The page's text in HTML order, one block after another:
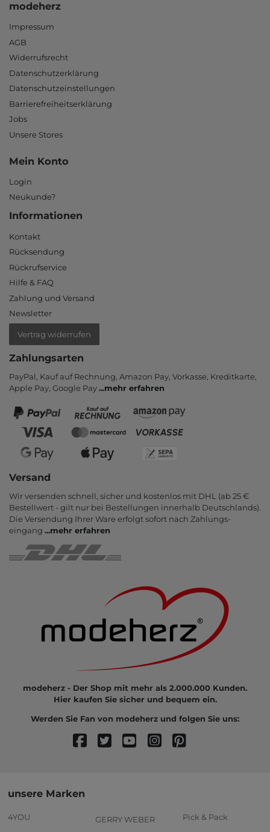
modeherz
Impressum
AGB
Widerrufsrecht
Datenschutzerklärung
Datenschutzeinstellungen
Barrierefreiheitserklärung
Jobs
Unsere Stores
Mein Konto
Login
Neukunde?
Informationen
Kontakt
Rücksendung
Rückrufservice
Hilfe & FAQ
Zahlung und Versand
Newsletter
Vertrag widerrufen
Zahlungsarten
PayPal, Kauf auf Rechnung, Amazon Pay, Vor­kasse, Kredit­karte,
Apple Pay, Google Pay...mehr erfahren
Versand
Wir versenden schnell, sicher und kostenlos mit DHL (ab 25 €
Bestell­wert - gilt nur bei Bestel­lungen inner­halb Deutsch­lands).
Die Ver­sendung Ihrer Ware er­folgt sofort nach Zahlungs­
eingang ...mehr erfahren
modeherz - Der Shop mit mehr als 2.000.000 Kunden.
Hier kaufen Sie sicher und bequem ein.
Werden Sie Fan von modeherz und folgen Sie uns:
unsere Marken
4YOU GERRY WEBER Pick & Pack